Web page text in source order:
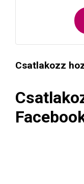
Csatlakozz